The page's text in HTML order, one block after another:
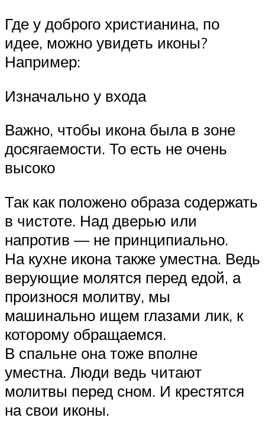
Где у доброго христианина, по
идее, можно увидеть иконы?
Например:
Изначально у входа
Важно, чтобы икона была в зоне
досягаемости. То есть не очень
высоко
Так как положено образа содержать
в чистоте. Над дверью или
напротив — не принципиально.
На кухне икона также уместна. Ведь
верующие молятся перед едой, а
произнося молитву, мы
машинально ищем глазами лик, к
которому обращаемся.
В спальне она тоже вполне
уместна. Люди ведь читают
молитвы перед сном. И крестятся
на свои иконы.